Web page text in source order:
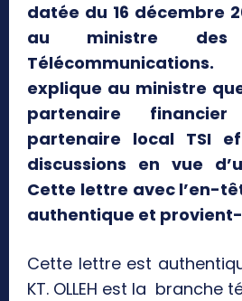
datée du 16 décembre
au ministre
explique au ministre
partenaire financier
partenaire local TSI
discussions en vue
Cette lettre avec l’en-
authentique et provient-
Cette lettre est
KT. OLLEH est la branche